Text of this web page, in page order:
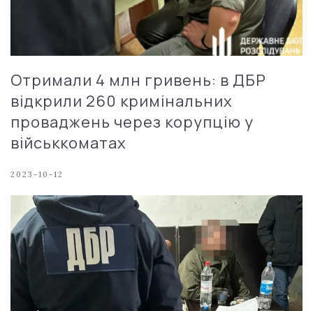
Отримали 4 млн гривень: в ДБР
відкрили 260 кримінальних
проваджень через корупцію у
військкоматах
2023-10-12